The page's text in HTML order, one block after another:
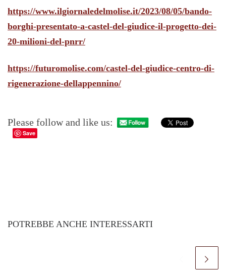
https://www.ilgiornaledelmolise.it/2023/08/05/bando-
borghi-presentato-a-castel-del-giudice-il-progetto-dei-
20-milioni-del-pnrr/
https://futuromolise.com/castel-del-giudice-centro-di-
rigenerazione-dellappennino/
Please follow and like us:
Save
POTREBBE ANCHE INTERESSARTI